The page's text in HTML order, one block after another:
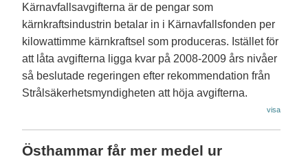
Kärnavfallsavgifterna är de pengar som
kärnkraftsindustrin betalar in i Kärnavfallsfonden per
kilowattimme kärnkraftsel som produceras. Istället för
att låta avgifterna ligga kvar på 2008-2009 års nivåer
så beslutade regeringen efter rekommendation från
Strålsäkerhetsmyndigheten att höja avgifterna.
visa
Östhammar får mer medel ur